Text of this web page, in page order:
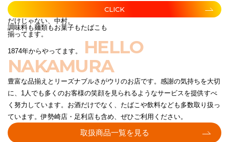
CLICK
だけじゃない、中村。
調味料も麺類もお菓子もたばこも
揃ってます。
1874年からやってます。
HELLO
NAKAMURA
豊富な品揃えとリーズナブルさがウリのお店です。感謝の気持ちを大切
に、1人でも多くのお客様の笑顔を見られるようなサービスを提供すべ
く努力しています。お酒だけでなく、たばこや飲料なども多数取り扱っ
ています。伊勢崎店・足利店も含め、ぜひご利用ください。
取扱商品一覧を見る